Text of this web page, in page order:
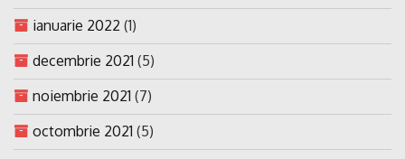
ianuarie 2022 (1)
decembrie 2021 (5)
noiembrie 2021 (7)
octombrie 2021 (5)